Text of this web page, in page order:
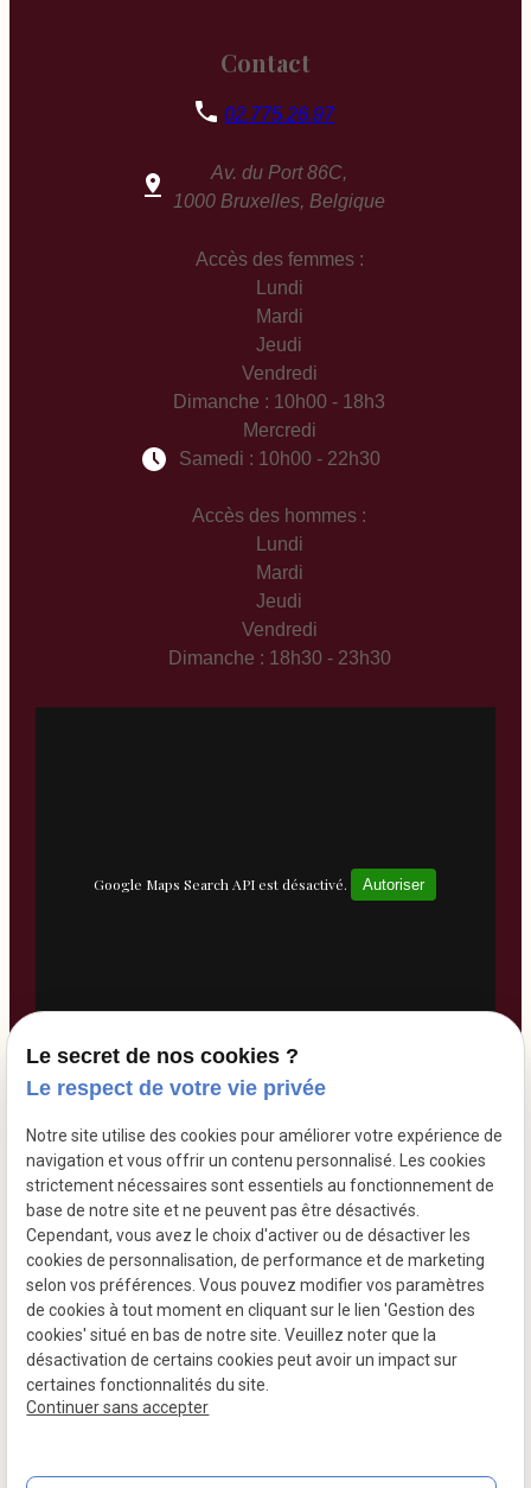
Contact
02.775.26.97
Av. du Port 86C,
1000 Bruxelles, Belgique
Accès des femmes :
Lundi
Mardi
Jeudi
Vendredi
Dimanche : 10h00 - 18h3
Mercredi
Samedi : 10h00 - 22h30
Accès des hommes :
Lundi
Mardi
Jeudi
Vendredi
Dimanche : 18h30 - 23h30
Google Maps Search API est désactivé. Autoriser
Mentions légales
Politique de
confidentialité
Gestion
des
cookies
Plan du site
TVA
Intracommunautaire :
BE0502554327
Le secret de nos cookies ?
Le respect de votre vie privée
Notre site utilise des cookies pour améliorer votre expérience de
navigation et vous offrir un contenu personnalisé. Les cookies
strictement nécessaires sont essentiels au fonctionnement de
base de notre site et ne peuvent pas être désactivés.
Cependant, vous avez le choix d'activer ou de désactiver les
cookies de personnalisation, de performance et de marketing
selon vos préférences. Vous pouvez modifier vos paramètres
de cookies à tout moment en cliquant sur le lien 'Gestion des
cookies' situé en bas de notre site. Veuillez noter que la
désactivation de certains cookies peut avoir un impact sur
certaines fonctionnalités du site.
Continuer sans accepter